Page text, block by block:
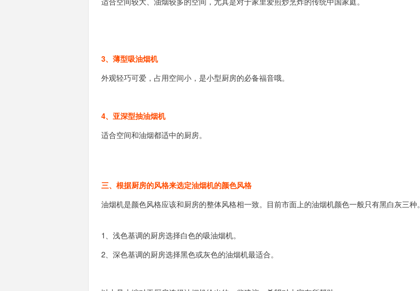
3、薄型吸油烟机
外观轻巧可爱，占用空间小，是小型厨房的必备福音哦。
4、亚深型抽油烟机
适合空间和油烟都适中的厨房。
三、根据厨房的风格来选定油烟机的颜色风格
油烟机是颜色风格应该和厨房的整体风格相一致。目前市面上的油烟机颜色一般只有黑白灰三种。
1、浅色基调的厨房选择白色的吸油烟机。
2、深色基调的厨房选择黑色或灰色的油烟机最适合。